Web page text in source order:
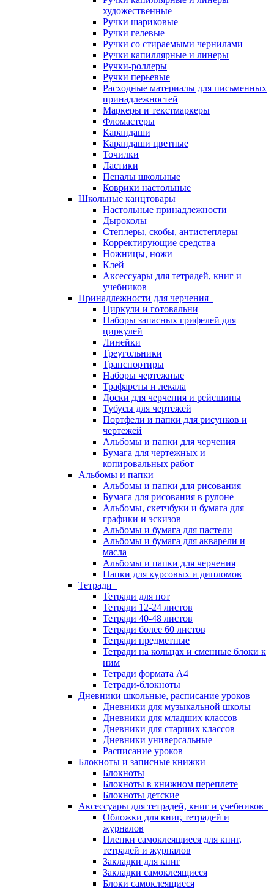
художественные
Ручки шариковые
Ручки гелевые
Ручки со стираемыми чернилами
Ручки капиллярные и линеры
Ручки-роллеры
Ручки перьевые
Расходные материалы для письменных
принадлежностей
Маркеры и текстмаркеры
Фломастеры
Карандаши
Карандаши цветные
Точилки
Ластики
Пеналы школьные
Коврики настольные
Школьные канцтовары
Настольные принадлежности
Дыроколы
Степлеры, скобы, антистеплеры
Корректирующие средства
Ножницы, ножи
Клей
Аксессуары для тетрадей, книг и
учебников
Принадлежности для черчения
Циркули и готовальни
Наборы запасных грифелей для
циркулей
Линейки
Треугольники
Транспортиры
Наборы чертежные
Трафареты и лекала
Доски для черчения и рейсшины
Тубусы для чертежей
Портфели и папки для рисунков и
чертежей
Альбомы и папки для черчения
Бумага для чертежных и
копировальных работ
Альбомы и папки
Альбомы и папки для рисования
Бумага для рисования в рулоне
Альбомы, скетчбуки и бумага для
графики и эскизов
Альбомы и бумага для пастели
Альбомы и бумага для акварели и
масла
Альбомы и папки для черчения
Папки для курсовых и дипломов
Тетради
Тетради для нот
Тетради 12-24 листов
Тетради 40-48 листов
Тетради более 60 листов
Тетради предметные
Тетради на кольцах и сменные блоки к
ним
Тетради формата А4
Тетради-блокноты
Дневники школьные, расписание уроков
Дневники для музыкальной школы
Дневники для младших классов
Дневники для старших классов
Дневники универсальные
Расписание уроков
Блокноты и записные книжки
Блокноты
Блокноты в книжном переплете
Блокноты детские
Аксессуары для тетрадей, книг и учебников
Обложки для книг, тетрадей и
журналов
Пленки самоклеящиеся для книг,
тетрадей и журналов
Закладки для книг
Закладки самоклеящиеся
Блоки самоклеящиеся